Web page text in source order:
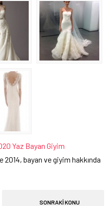
Yaz Bayan Giyim
2014, bayan ve giyim hakkında
SONRAKİ KONU